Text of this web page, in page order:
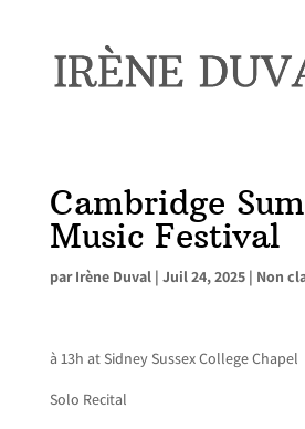
Cambridge
Music Festival
parIrène Duval| Juil 24, 2025| Non
à 13h at Sidney Sussex College Chapel
Solo Recital